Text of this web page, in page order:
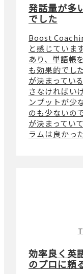
発話量が多
でした
Boost
と感じていま
あり、単語帳
も効果的でし
が決まってい
さなければい
ンプットが少
のも少ないの
が決まってい
ラムは良かっ
効率良く英
のプロに頼